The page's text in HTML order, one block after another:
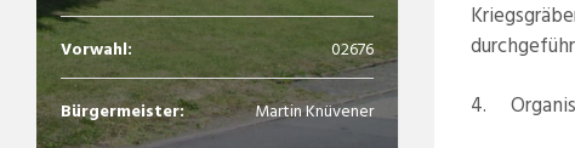
Vorwahl: 02676
Bürgermeister: Martin Knüvener
4.